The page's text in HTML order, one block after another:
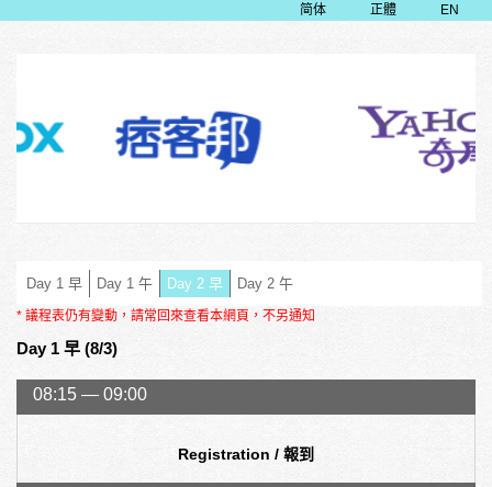
EN
正體
简体
Day 1 早 Day 1 午 Day 2 早 Day 2 午
* 議程表仍有變動，請常回來查看本網頁，不另通知
Day 1 早 (8/3)
08:15 — 09:00
Registration / 報到